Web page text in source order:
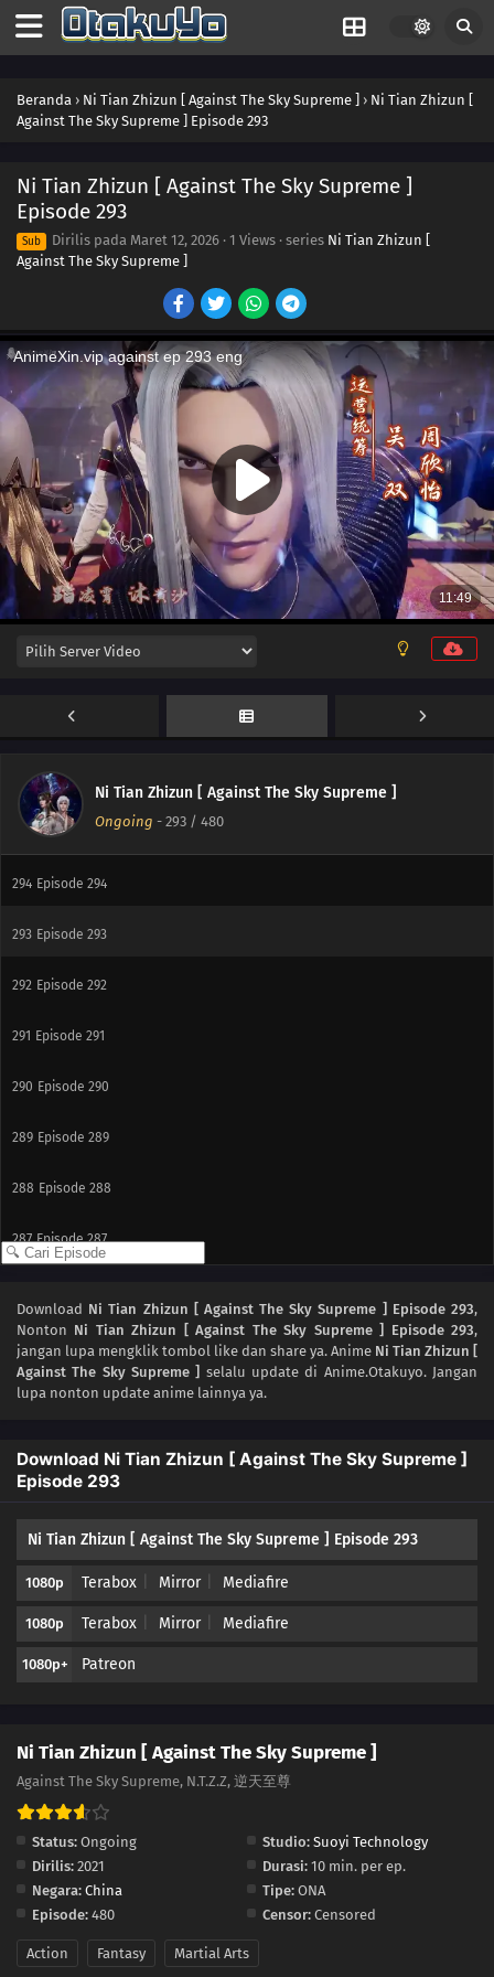
Beranda › Ni Tian Zhizun [ Against The Sky Supreme ] › Ni Tian Zhizun [
Against The Sky Supreme ] Episode 293
Ni Tian Zhizun [ Against The Sky Supreme ]
Episode 293
Sub Dirilis pada Maret 12, 2026 · 1 Views · series Ni Tian Zhizun [
Against The Sky Supreme ]
Ni Tian Zhizun [ Against The Sky Supreme ]
Ongoing - 293 / 480
311 Episode 311
309 Episode 309
307 Episode 307
306
Episode 304
303 Episode 303
302 Episode 302
301 Episode 301
300 Episode 300
299 Episode 299
296 Episode 296
295 Episode 295
294 Episode 294
293 Episode 293
292 Episode 292
291 Episode 291
290 Episode 290
289 Episode 289
288 Episode 288
287 Episode 287
285 Episode 285
284 Episode 284
282 Episode 282
281 Episode 281
Episode 280
279 Episode 279
277 Episode 277
275 Episode 275
274 Episode 274
273 Episode 273
Download Ni Tian Zhizun [ Against The Sky Supreme ] Episode 293,
Nonton Ni Tian Zhizun [ Against The Sky Supreme ] Episode 293,
jangan lupa mengklik tombol like dan share ya. Anime Ni Tian Zhizun [
Against The Sky Supreme ] selalu update di Anime.Otakuyo. Jangan
lupa nonton update anime lainnya ya.
Download Ni Tian Zhizun [ Against The Sky Supreme ]
Episode 293
Ni Tian Zhizun [ Against The Sky Supreme ] Episode 293
1080p Terabox Mirror Mediafire
1080p Terabox Mirror Mediafire
1080p+ Patreon
Ni Tian Zhizun [ Against The Sky Supreme ]
Against The Sky Supreme, N.T.Z.Z, 逆天至尊
Status: Ongoing Studio: Suoyi Technology
Dirilis: 2021 Durasi: 10 min. per ep.
Negara: China Tipe: ONA
Episode: 480 Censor: Censored
Action Fantasy Martial Arts